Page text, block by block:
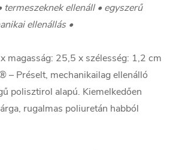
termeszeknek ellenáll • egyszerű
ellenállás •
magasság: 25,5 x szélesség: 1,2 cm
– Préselt, mechanikailag ellenálló
polisztirol alapú. Kiemelkedően
rugalmas poliuretán habból